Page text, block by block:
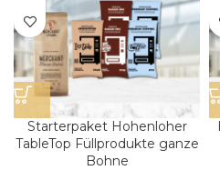
Starterpaket Hohenloher
TableTop Füllprodukte ganze
Bohne